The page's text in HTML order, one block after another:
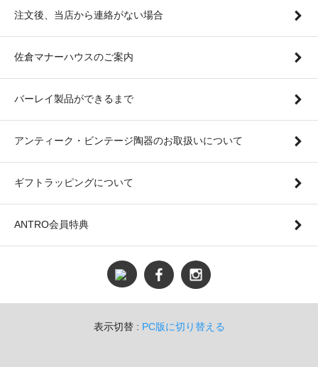
注文後、当店から連絡がない場合
佐倉マナーハウスのご案内
バーレイ製品ができるまで
アンティーク・ビンテージ陶器のお取扱いについて
ギフトラッピングについて
ANTRO会員特典
表示切替 : PC版に切り替える